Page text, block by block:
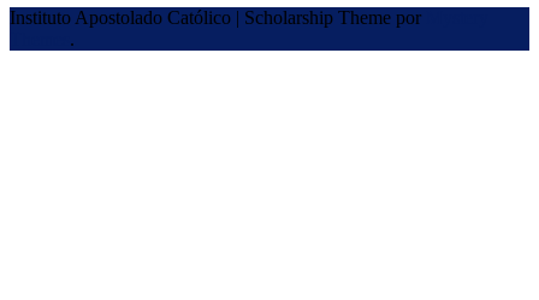
Instituto Apostolado Católico | Scholarship Theme por
.